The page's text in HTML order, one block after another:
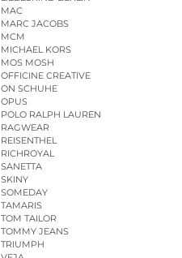
MAC
MARC JACOBS
MCM
MICHAEL KORS
MOS MOSH
OFFICINE CREATIVE
ON SCHUHE
OPUS
POLO RALPH LAUREN
RAGWEAR
REISENTHEL
RICHROYAL
SANETTA
SKINY
SOMEDAY
TAMARIS
TOM TAILOR
TOMMY JEANS
TRIUMPH